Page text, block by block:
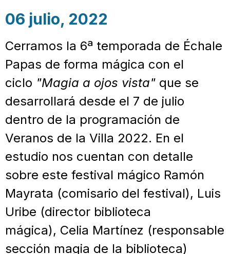
06 julio, 2022
Cerramos la 6ª temporada de Échale
Papas de forma mágica con el
ciclo "Magia a ojos vista" que se
desarrollará desde el 7 de julio
dentro de la programación de
Veranos de la Villa 2022. En el
estudio nos cuentan con detalle
sobre este festival mágico Ramón
Mayrata (comisario del festival), Luis
Uribe (director biblioteca
mágica), Celia Martínez (responsable
sección magia de la biblioteca)